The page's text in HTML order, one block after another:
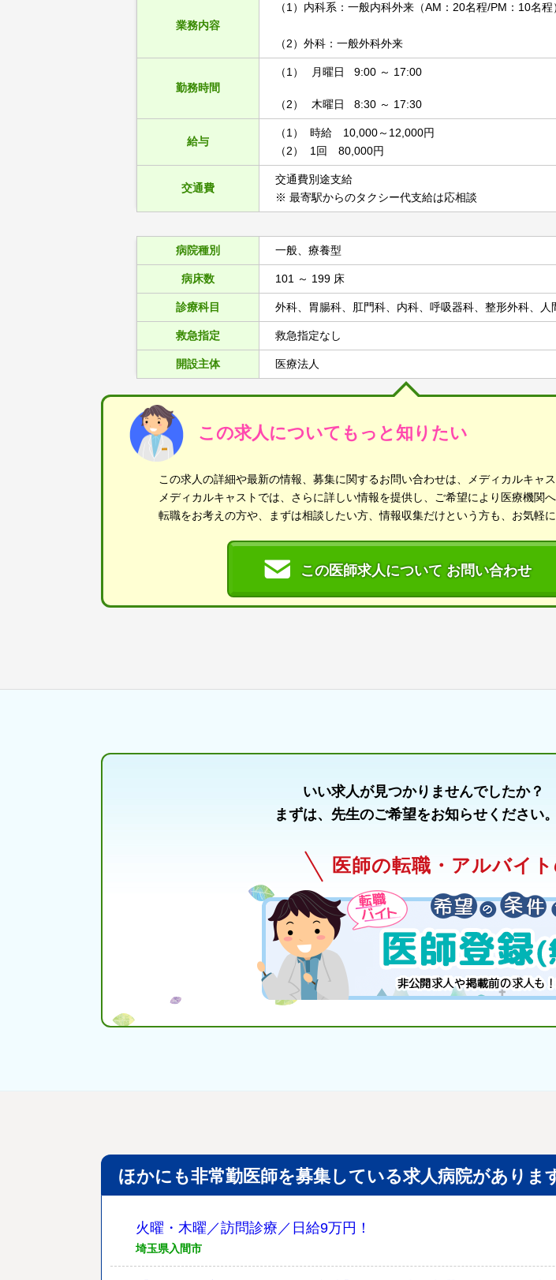
業務内容
（1）内科系：一般内科外来（AM：20名程/PM：10名程
（2）外科：一般外科外来
勤務時間
（1） 月曜日 9:00 ～ 17:00
（2） 木曜日 8:30 ～ 17:30
給与
（1） 時給 10,000～12,000円
（2） 1回 80,000円
交通費
交通費別途支給
※ 最寄駅からのタクシー代支給は応相談
病院種別 一般、療養型
病床数 101 ～ 199 床
診療科目 外科、胃腸科、肛門科、内科、呼吸器科、整形外科、
救急指定 救急指定なし
開設主体 医療法人
この求人についてもっと知りたい
この求人の詳細や最新の情報、募集に関するお問い合わせは、メディカルキャ
メディカルキャストでは、さらに詳しい情報を提供し、ご希望により医療機関
転職をお考えの方や、まずは相談したい方、情報収集だけという方も、お気軽に
この医師求人について お問い合わせ
いい求人が見つかりませんでしたか？
まずは、先生のご希望をお知らせください
医師の転職・アルバイ
ほかにも非常勤医師を募集している求人病院がありま
火曜・木曜／訪問診療／日給9万円！
埼玉県入間市